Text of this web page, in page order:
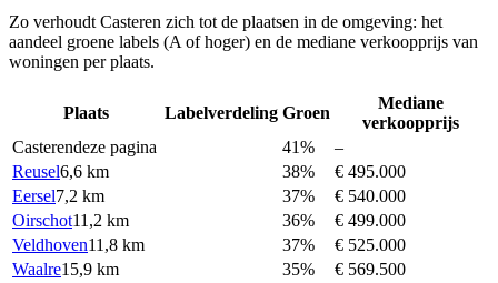
Zo verhoudt Casteren zich tot de plaatsen in de omgeving: het
aandeel groene labels (A of hoger) en de mediane verkoopprijs van
woningen per plaats.
Plaats Labelverdeling Groen
Mediane
verkoopprijs
Casterendeze pagina 41%
–
Reusel6,6 km 38%
€ 495.000
Eersel7,2 km 37%
€ 540.000
Oirschot11,2 km 36%
€ 499.000
Veldhoven11,8 km 37%
€ 525.000
Waalre15,9 km 35%
€ 569.500